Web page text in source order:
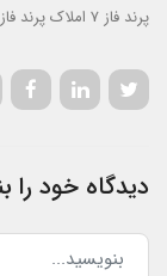
پرند فاز 7
املاک پرند فاز 4
دیدگاه خود را